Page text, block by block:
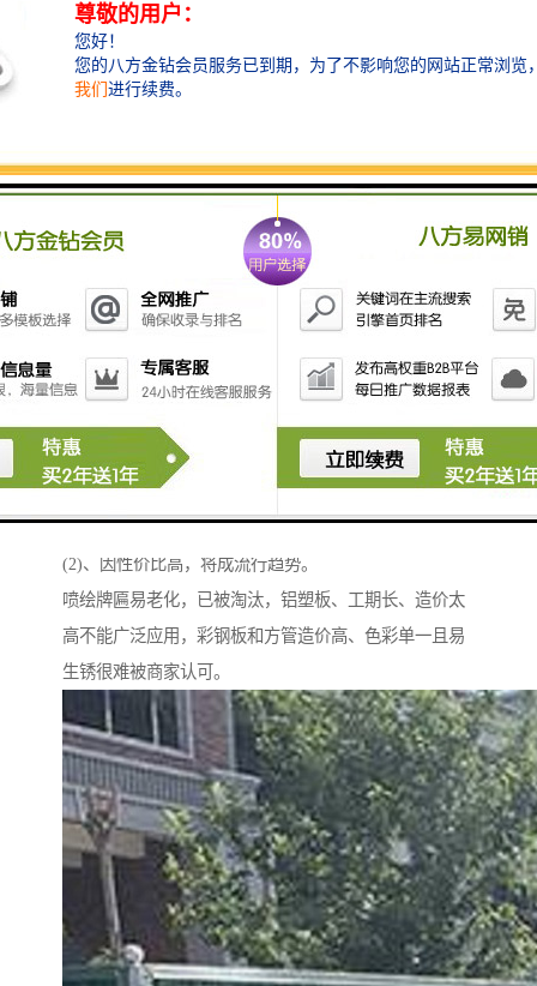
(1)、色彩丰富、鲜亮不退色。
近30多种色彩供您选择，常用颜色一般在10种以内，色
彩可以定制因采用漆高温喷涂，所以色彩持久性和饱和
度比一般材料延长5倍以上。
(2)、因性价比高，将成流行趋势。
喷绘牌匾易老化，已被淘汰，铝塑板、工期长、造价太
高不能广泛应用，彩钢板和方管造价高、色彩单一且易
生锈很难被商家认可。